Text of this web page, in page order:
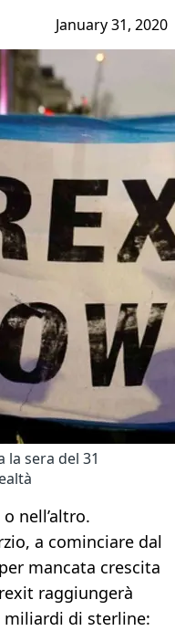
January 31, 2020
la sera del 31
nell’altro.
a cominciare dal
mancata crescita
raggiungerà
miliardi di sterline: